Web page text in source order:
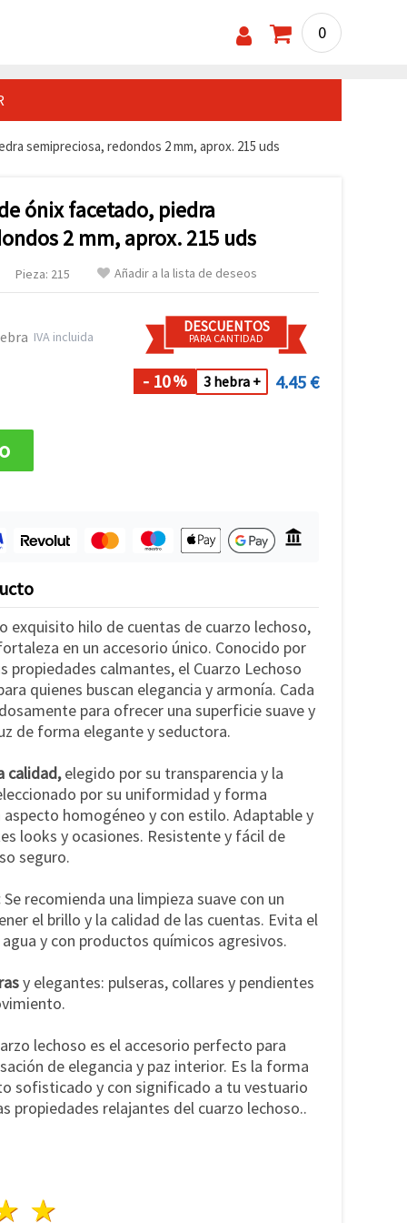
0
semipreciosa, redondos 2 mm, aprox. 215 uds
ónix facetado, piedra
2 mm, aprox. 215 uds
Pieza: 215 Añadir a la lista de deseos
IVA incluida
DESCUENTOS
PARA CANTIDAD
- 10% 3 hebra + 4.45 €
exquisito hilo de cuentas de cuarzo lechoso,
en un accesorio único. Conocido por
propiedades calmantes, el Cuarzo Lechoso
quienes buscan elegancia y armonía. Cada
para ofrecer una superficie suave y
de forma elegante y seductora.
calidad,elegido por su transparencia y la
por su uniformidad y forma
homogéneo y con estilo. Adaptable y
looks y ocasiones. Resistente y fácil de
seguro.
Se recomienda una limpieza suave con un
el brillo y la calidad de las cuentas. Evita el
y con productos químicos agresivos.
y elegantes: pulseras, collares y pendientes
lechoso es el accesorio perfecto para
de elegancia y paz interior. Es la forma
sofisticado y con significado a tu vestuario
propiedades relajantes del cuarzo lechoso..
4 estrellas
estrellas